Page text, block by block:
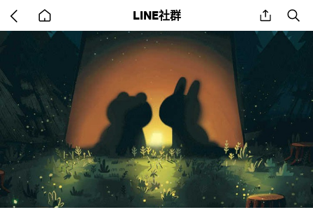
back
to
LINE社群 share